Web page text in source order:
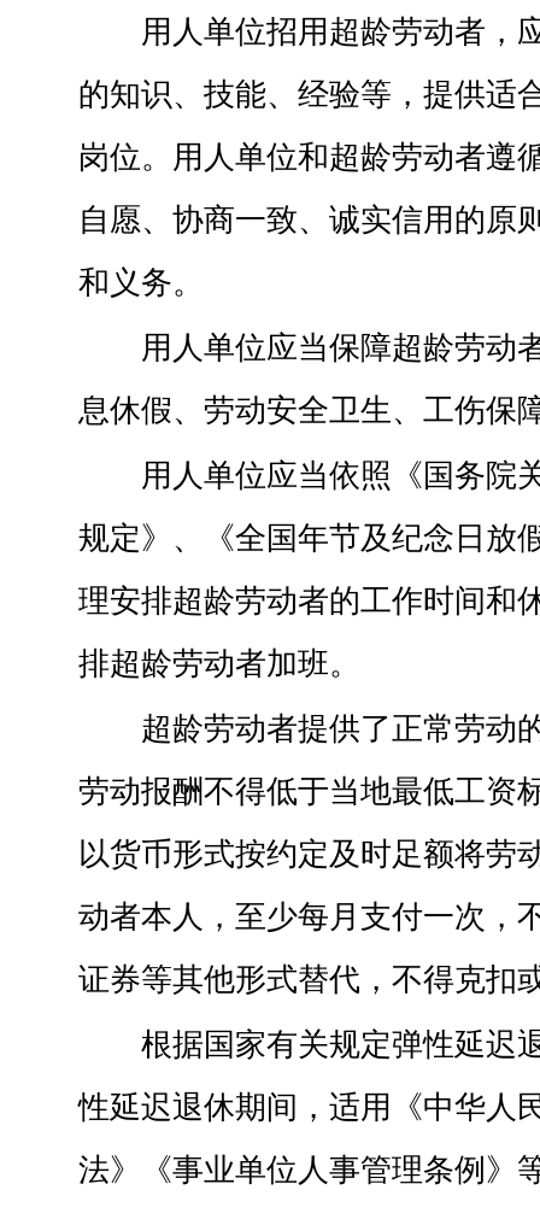
用人单位招用超龄劳动者，
的知识、技能、经验等，提供适
岗位。用人单位和超龄劳动者遵
自愿、协商一致、诚实信用的原
和义务。
用人单位应当保障超龄劳动
息休假、劳动安全卫生、工伤保
用人单位应当依照《国务院
规定》、《全国年节及纪念日放
理安排超龄劳动者的工作时间和
排超龄劳动者加班。
超龄劳动者提供了正常劳动
劳动报酬不得低于当地最低工资
以货币形式按约定及时足额将劳
动者本人，至少每月支付一次，
证券等其他形式替代，不得克扣
根据国家有关规定弹性延迟
性延迟退休期间，适用《中华人
法》《事业单位人事管理条例》